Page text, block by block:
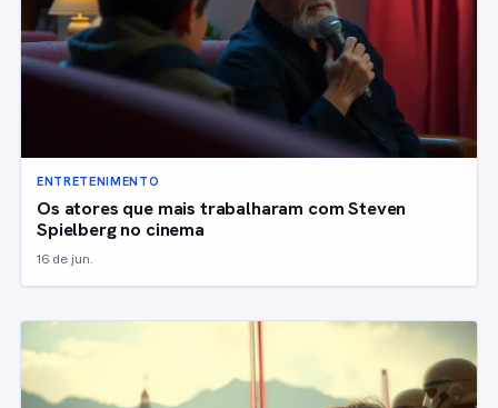
ENTRETENIMENTO
Os atores que mais trabalharam com Steven
Spielberg no cinema
16 de jun.